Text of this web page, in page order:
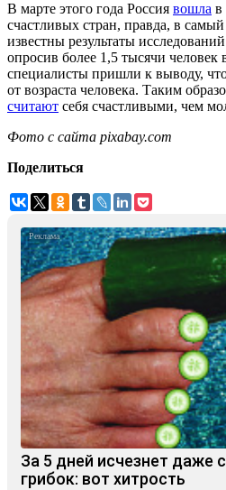
В марте этого года Россия вошла в
счастливых стран, правда, в
известны результаты
опросив более 1,5 тысячи человек
специалисты пришли к выводу, что
от возраста человека. Таким
считают себя счастливыми, чем
Фото с сайта pixabay.com
Поделиться
За 5 дней исчезнет даже
грибок: вот хитрость